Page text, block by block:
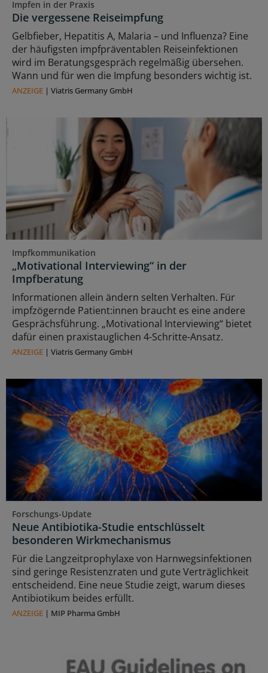
Impfen in der Praxis
Die vergessene Reiseimpfung
Gelbfieber, Hepatitis A, Malaria – und Influenza? Eine
der häufigsten impfpräventablen Reiseinfektionen
wird im Beratungsgespräch regelmäßig übersehen.
Wann und für wen die Impfung besonders wichtig ist.
ANZEIGE | Viatris Germany GmbH
Impfkommunikation
„Motivational Interviewing“ in der
Impfberatung
Informationen allein ändern selten Verhalten. Für
impfzögernde Patient:innen braucht es eine andere
Gesprächsführung. „Motivational Interviewing“ bietet
dafür einen praxistauglichen 4-Schritte-Ansatz.
ANZEIGE | Viatris Germany GmbH
Forschungs-Update
Neue Antibiotika-Studie entschlüsselt
besonderen Wirkmechanismus
Für die Langzeitprophylaxe von Harnwegsinfektionen
sind geringe Resistenzraten und gute Verträglichkeit
entscheidend. Eine neue Studie zeigt, warum dieses
Antibiotikum beides erfüllt.
ANZEIGE | MIP Pharma GmbH